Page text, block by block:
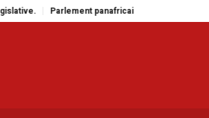
: à Johannesburg, Aimé Boji Sangara